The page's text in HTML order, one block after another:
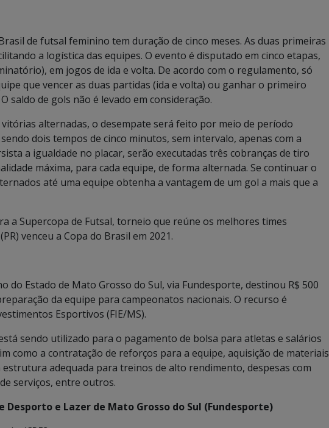
de futsal feminino tem duração de cinco meses. As duas primeiras
a logística das equipes. O evento é disputado em cinco etapas,
em jogos de ida e volta. De acordo com o regulamento, só
que vencer as duas partidas (ida e volta) ou ganhar o primeiro
saldo de gols não é levado em consideração.
vitórias alternadas, o desempate será feito por meio de período
dois tempos de cinco minutos, sem intervalo, apenas com a
a igualdade no placar, serão executadas três cobranças de tiro
máxima, para cada equipe, de forma alternada. Se continuar o
até uma equipe obtenha a vantagem de um gol a mais que a
a Supercopa de Futsal, torneio que reúne os melhores times
venceu a Copa do Brasil em 2021.
do Estado de Mato Grosso do Sul, via Fundesporte, destinou R$ 500
da equipe para campeonatos nacionais. O recurso é
Esportivos (FIE/MS).
sendo utilizado para o pagamento de bolsa para atletas e salários
como a contratação de reforços para a equipe, aquisição de materiais
adequada para treinos de alto rendimento, despesas com
serviços, entre outros.
Desporto e Lazer de Mato Grosso do Sul (Fundesporte)